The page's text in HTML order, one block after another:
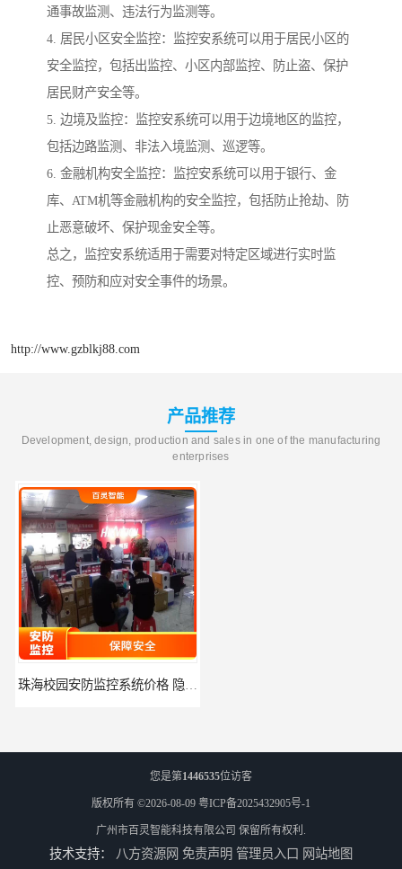
通事故监测、违法行为监测等。
4. 居民小区安全监控：监控安系统可以用于居民小区的
安全监控，包括出监控、小区内部监控、防止盗、保护
居民财产安全等。
5. 边境及监控：监控安系统可以用于边境地区的监控，
包括边路监测、非法入境监测、巡逻等。
6. 金融机构安全监控：监控安系统可以用于银行、金
库、ATM机等金融机构的安全监控，包括防止抢劫、防
止恶意破坏、保护现金安全等。
总之，监控安系统适用于需要对特定区域进行实时监
控、预防和应对安全事件的场景。
http://www.gzblkj88.com
产品推荐
Development, design, production and sales in one of the manufacturing
enterprises
珠海校园安防监控系统价格 隐私保护 能够长时间稳定运行
您是第1446535位访客
版权所有 ©2026-08-09 粤ICP备2025432905号-1
广州市百灵智能科技有限公司 保留所有权利.
技术支持： 八方资源网 免责声明 管理员入口 网站地图